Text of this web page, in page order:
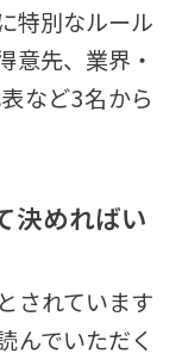
特別なルール
意先、業界・
など3名から
決めればい
されています
んでいただく